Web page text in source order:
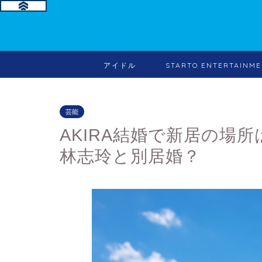
アイドル STARTO
芸能
AKIRA結婚で新居の場
林志玲と別居婚？